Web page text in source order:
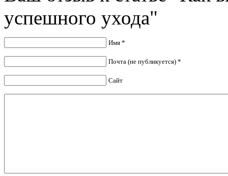
успешного ухода"
Имя *
Почта (не публикуется) *
Сайт